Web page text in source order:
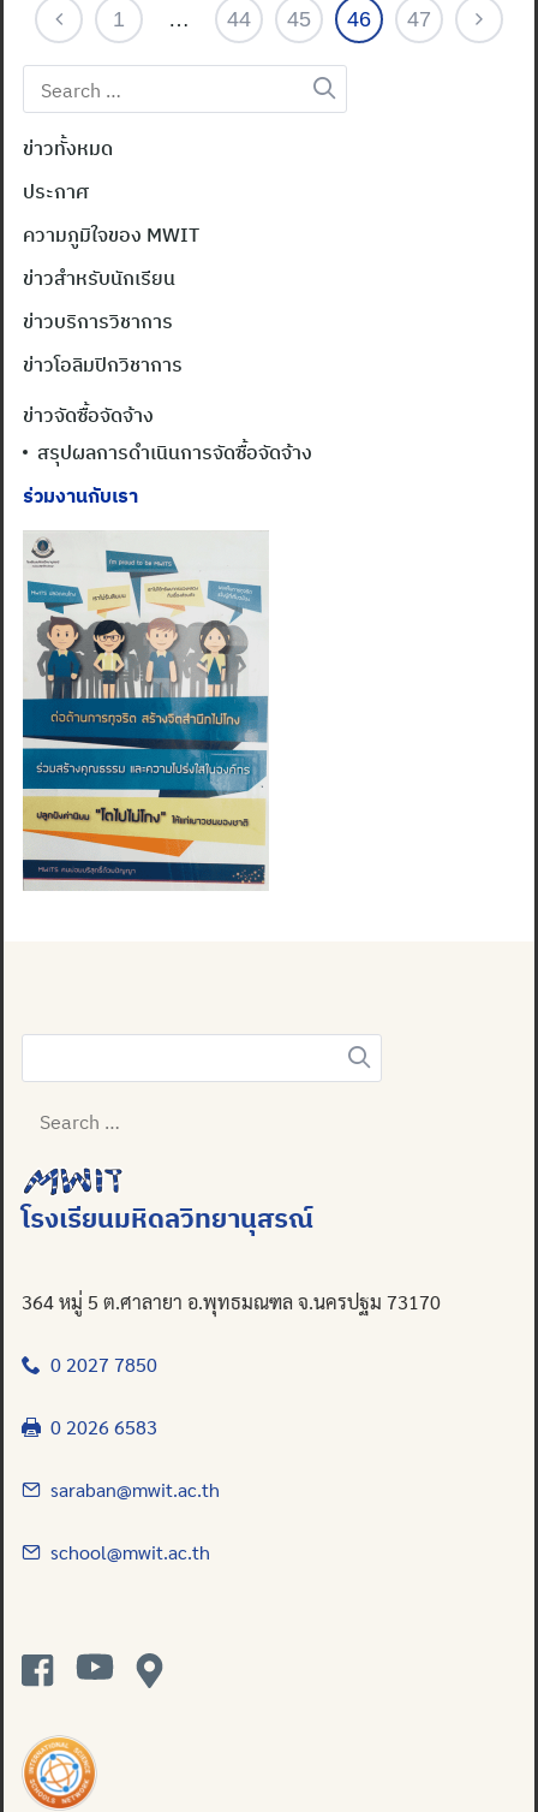
for:
1 … 44 45 46 47
Search
for:
ข่าวทั้งหมด
ประกาศ
ความภูมิใจของ MWIT
ข่าวสำหรับนักเรียน
ข่าวบริการวิชาการ
ข่าวโอลิมปิกวิชาการ
ข่าวจัดซื้อจัดจ้าง
สรุปผลการดำเนินการจัดซื้อจัดจ้าง
ร่วมงานกับเรา
Search
for:
โรงเรียนมหิดลวิทยานุสรณ์
364 หมู่ 5 ต.ศาลายา อ.พุทธมณฑล จ.นครปฐม 73170
0 2027 7850
0 2026 6583
saraban@mwit.ac.th
school@mwit.ac.th